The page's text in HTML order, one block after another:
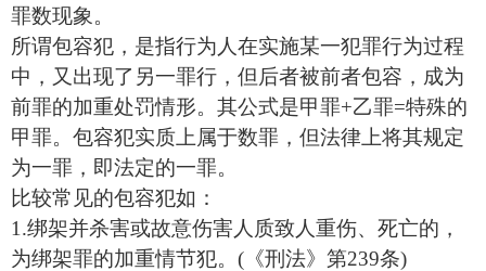
罪数现象。
所谓包容犯，是指行为人在实施某一犯罪行为过程
中，又出现了另一罪行，但后者被前者包容，成为
前罪的加重处罚情形。其公式是甲罪+乙罪=特殊的
甲罪。包容犯实质上属于数罪，但法律上将其规定
为一罪，即法定的一罪。
比较常见的包容犯如：
1.绑架并杀害或故意伤害人质致人重伤、死亡的，
为绑架罪的加重情节犯。(《刑法》第239条)